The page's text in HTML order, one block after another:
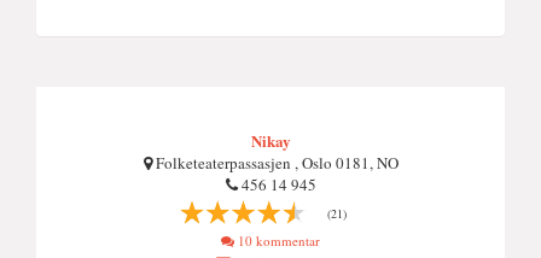
Nikay
Folketeaterpassasjen , Oslo 0181, NO
456 14 945
(21)
10 kommentar